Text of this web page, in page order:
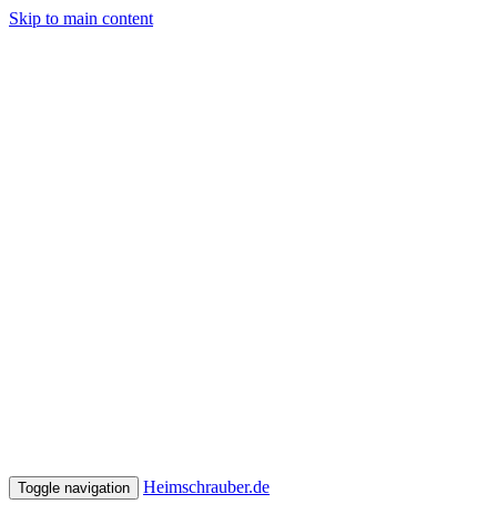
Skip to main content
Toggle navigation Heimschrauber.de